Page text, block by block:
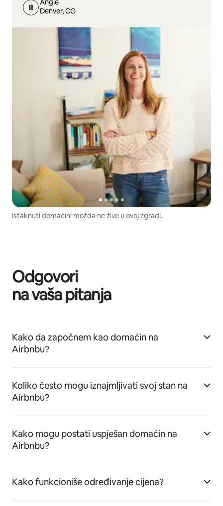
Angie
Denver, CO
Istaknuti domaćini možda ne žive u ovoj zgradi.
Odgovori
na vaša pitanja
Kako da započnem kao domaćin na
Airbnbu?
Koliko često mogu iznajmljivati svoj stan na
Airbnbu?
Kako mogu postati uspješan domaćin na
Airbnbu?
Kako funkcioniše određivanje cijena?